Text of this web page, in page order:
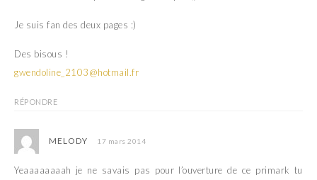
Je suis fan des deux pages :)
Des bisous !
gwendoline_2103@hotmail.fr
RÉPONDRE
MELODY 17 mars 2014
Yeaaaaaaaah je ne savais pas pour l’ouverture de ce primark tu